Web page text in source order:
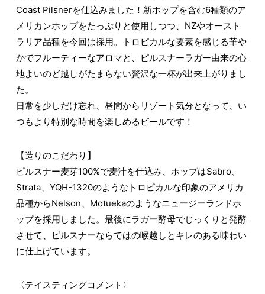
Coast Pilsnerを仕込みました！新ホップを含む6種類のア
メリカンホップをたっぷりと使用しつつ、NZやオースト
ラリア品種を今回は採用。トロピカルな要素を感じる華や
かでフルーティーなアロマと、ピルスナーラガー由来の心
地よいのど越しがたまらない贅沢な一杯が出来上がりまし
た。
日常を少しだけ忘れ、昼間からリゾート気分となって、い
つもより特別な時間を楽しめるビールです！
【造りのこだわり】
ピルスナー麦芽100%で麦汁を仕込み、ホップはSabro、
Strata、YQH-1320のようなトロピカルな印象のアメリカ
品種からNelson、Motuekaのようなニュージーランドホ
ップを採用しました。最後にラガー酵母でじっくりと発酵
させて、ピルスナーならではの喉越しとキレのある味わい
に仕上げています。
〈テイスティングコメント〉